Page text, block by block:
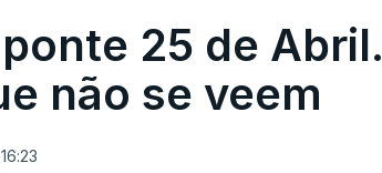
25 de Abril.
não se veem